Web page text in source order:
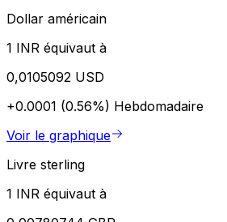
Dollar américain
1 INR équivaut à
0,0105092 USD
+0.0001 (0.56%) Hebdomadaire
Voir le graphique
Livre sterling
1 INR équivaut à